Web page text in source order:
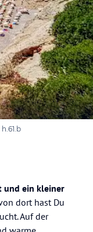
und ein kleiner
dort hast Du
Auf der